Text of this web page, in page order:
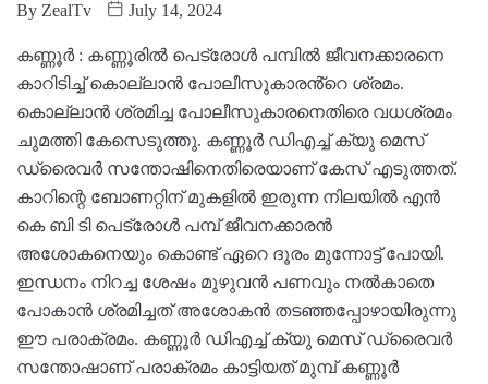
By ZealTv July 14, 2024
കണ്ണൂർ : കണ്ണൂരിൽ പെട്രോൾ പമ്പിൽ ജീവനക്കാരനെ
കാറിടിച്ച് കൊല്ലാൻ പോലീസുകാരൻ്റെ ശ്രമം.
കൊല്ലാൻ ശ്രമിച്ച പോലീസുകാരനെതിരെ വധശ്രമം
ചുമത്തി കേസെടുത്തു. കണ്ണൂർ ഡിഎച്ച് ക്യു മെസ്
ഡ്രൈവർ സന്തോഷിനെതിരെയാണ് കേസ് എടുത്തത്.
കാറിന്റെ ബോണറ്റിന് മുകളിൽ ഇരുന്ന നിലയിൽ എൻ
കെ ബി ടി പെട്രോൾ പമ്പ് ജീവനക്കാരൻ
അശോകനെയും കൊണ്ട് ഏറെ ദൂരം മുന്നോട്ട് പോയി.
ഇന്ധനം നിറച്ച ശേഷം മുഴുവൻ പണവും നൽകാതെ
പോകാൻ ശ്രമിച്ചത് അശോകൻ തടഞ്ഞപ്പോഴായിരുന്നു
ഈ പരാക്രമം. കണ്ണൂർ ഡിഎച്ച് ക്യു മെസ് ഡ്രൈവർ
സന്തോഷാണ് പരാക്രമം കാട്ടിയത് മുമ്പ് കണ്ണൂർ